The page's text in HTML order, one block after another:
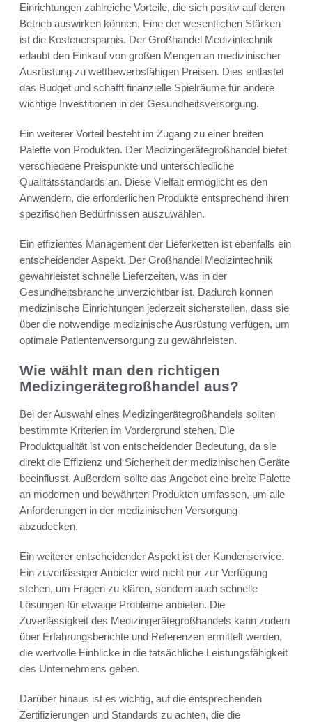
Einrichtungen zahlreiche Vorteile, die sich positiv auf deren
Betrieb auswirken können. Eine der wesentlichen Stärken
ist die Kostenersparnis. Der Großhandel Medizintechnik
erlaubt den Einkauf von großen Mengen an medizinischer
Ausrüstung zu wettbewerbsfähigen Preisen. Dies entlastet
das Budget und schafft finanzielle Spielräume für andere
wichtige Investitionen in der Gesundheitsversorgung.
Ein weiterer Vorteil besteht im Zugang zu einer breiten
Palette von Produkten. Der Medizingerätegroßhandel bietet
verschiedene Preispunkte und unterschiedliche
Qualitätsstandards an. Diese Vielfalt ermöglicht es den
Anwendern, die erforderlichen Produkte entsprechend ihren
spezifischen Bedürfnissen auszuwählen.
Ein effizientes Management der Lieferketten ist ebenfalls ein
entscheidender Aspekt. Der Großhandel Medizintechnik
gewährleistet schnelle Lieferzeiten, was in der
Gesundheitsbranche unverzichtbar ist. Dadurch können
medizinische Einrichtungen jederzeit sicherstellen, dass sie
über die notwendige medizinische Ausrüstung verfügen, um
optimale Patientenversorgung zu gewährleisten.
Wie wählt man den richtigen
Medizingerätegroßhandel aus?
Bei der Auswahl eines Medizingerätegroßhandels sollten
bestimmte Kriterien im Vordergrund stehen. Die
Produktqualität ist von entscheidender Bedeutung, da sie
direkt die Effizienz und Sicherheit der medizinischen Geräte
beeinflusst. Außerdem sollte das Angebot eine breite Palette
an modernen und bewährten Produkten umfassen, um alle
Anforderungen in der medizinischen Versorgung
abzudecken.
Ein weiterer entscheidender Aspekt ist der Kundenservice.
Ein zuverlässiger Anbieter wird nicht nur zur Verfügung
stehen, um Fragen zu klären, sondern auch schnelle
Lösungen für etwaige Probleme anbieten. Die
Zuverlässigkeit des Medizingerätegroßhandels kann zudem
über Erfahrungsberichte und Referenzen ermittelt werden,
die wertvolle Einblicke in die tatsächliche Leistungsfähigkeit
des Unternehmens geben.
Darüber hinaus ist es wichtig, auf die entsprechenden
Zertifizierungen und Standards zu achten, die die